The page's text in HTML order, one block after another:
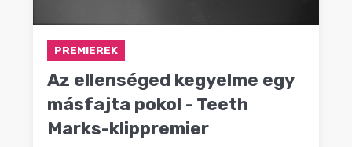
PREMIEREK
Az ellenséged kegyelme egy
másfajta pokol - Teeth
Marks-klippremier